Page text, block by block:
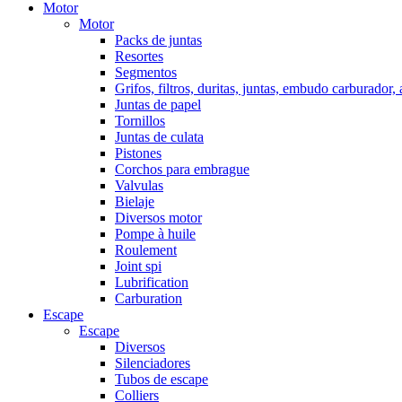
Motor
Motor
Packs de juntas
Resortes
Segmentos
Grifos, filtros, duritas, juntas, embudo carburador,
Juntas de papel
Tornillos
Juntas de culata
Pistones
Corchos para embrague
Valvulas
Bielaje
Diversos motor
Pompe à huile
Roulement
Joint spi
Lubrification
Carburation
Escape
Escape
Diversos
Silenciadores
Tubos de escape
Colliers